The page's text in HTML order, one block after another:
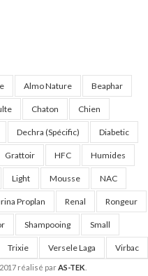
Almo Nature Beaphar
Chaton Chien
Dechra (Spécific) Diabetic
Grattoir HFC Humides
Light Mousse NAC
Proplan Renal Rongeur
Shampooing Small
Trixie Versele Laga Virbac
2017 réalisé parAS-TEK